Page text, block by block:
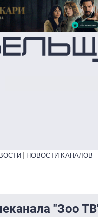
содержанию
НОВОСТИ КАНАЛОВ
"Зоо